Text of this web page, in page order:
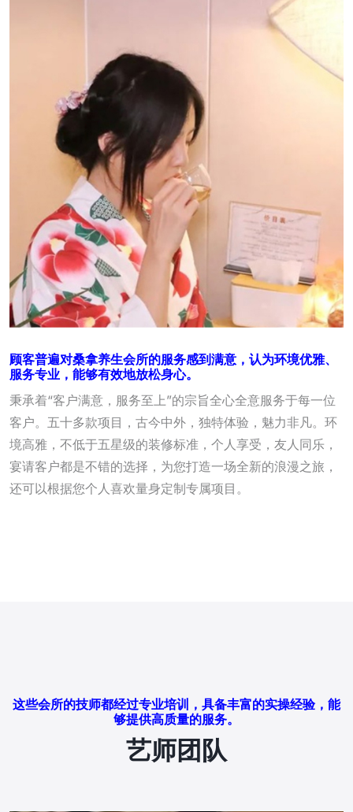
顾客普遍对桑拿养生会所的服务感到满意，认为环境优雅、
服务专业，能够有效地放松身心。
秉承着“客户满意，服务至上”的宗旨全心全意服务于每一位
客户。五十多款项目，古今中外，独特体验，魅力非凡。环
境高雅，不低于五星级的装修标准，个人享受，友人同乐，
宴请客户都是不错的选择，为您打造一场全新的浪漫之旅，
还可以根据您个人喜欢量身定制专属项目。
这些会所的技师都经过专业培训，具备丰富的实操经验，能
够提供高质量的服务。
艺师团队